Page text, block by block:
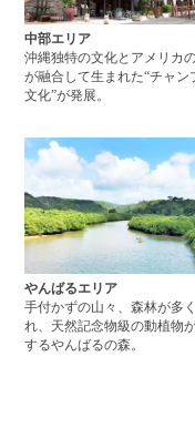
中部エリア
沖縄独特の文化とアメリカ
が融合して生まれた“チャン
文化”が発展。
やんばるエリア
手付かずの山々、森林が多
れ、天然記念物級の動植物
するやんばるの森。